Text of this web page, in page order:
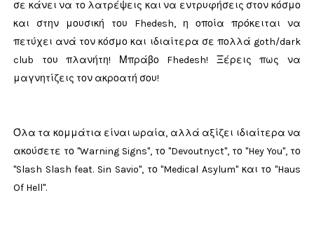
σε κάνει να το λατρέψεις και να εντρυφήσεις στον κόσμο
και στην μουσική του Fhedesh, η οποία πρόκειται να
πετύχει ανά τον κόσμο και ιδιαίτερα σε πολλά goth/dark
club του πλανήτη! Μπράβο Fhedesh! Ξέρεις πως να
μαγνητίζεις τον ακροατή σου!
Όλα τα κομμάτια είναι ωραία, αλλά αξίζει ιδιαίτερα να
ακούσετε το "Warning Signs", το "Devoutnyct", το "Hey You", το
"Slash Slash feat. Sin Savio", το "Medical Asylum" και το "Haus
Of Hell".